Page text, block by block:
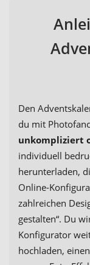
Den
du mit
unkompliziert
individuell
herunterladen,
Online-
zahlreichen
gestalten“. Du
Konfigurator
hochladen,